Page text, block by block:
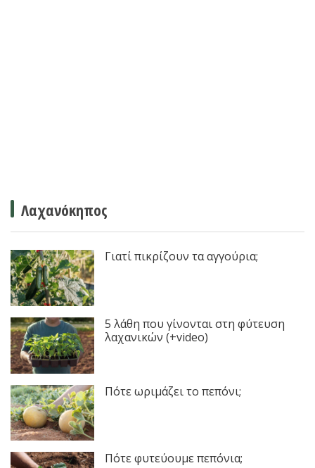
Λαχανόκηπος
Γιατί πικρίζουν τα αγγούρια;
5 λάθη που γίνονται στη φύτευση
λαχανικών (+video)
Πότε ωριμάζει το πεπόνι;
Πότε φυτεύουμε πεπόνια;